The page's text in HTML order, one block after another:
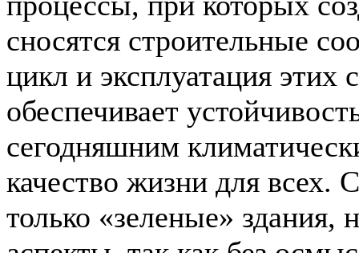
сносятся строительные
цикл и эксплуатация этих
обеспечивает
сегодняшним
качество жизни для всех.
только «зеленые» здания,